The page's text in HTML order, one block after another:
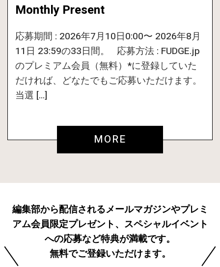
Monthly Present
応募期間 : 2026年7月10日0:00〜 2026年8月
11日 23:59の33日間。 応募方法 : FUDGE.jp
のプレミアム会員（無料）*に登録していた
だければ、どなたでもご応募いただけます。
当選 […]
MORE
編集部から配信されるメールマガジンやプレミ
アム会員限定プレゼント、スペシャルイベント
への応募など特典が満載です。
無料でご登録いただけます。